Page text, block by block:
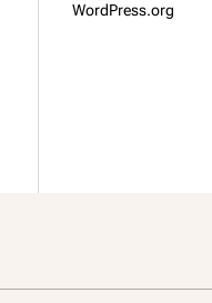
WordPress.org